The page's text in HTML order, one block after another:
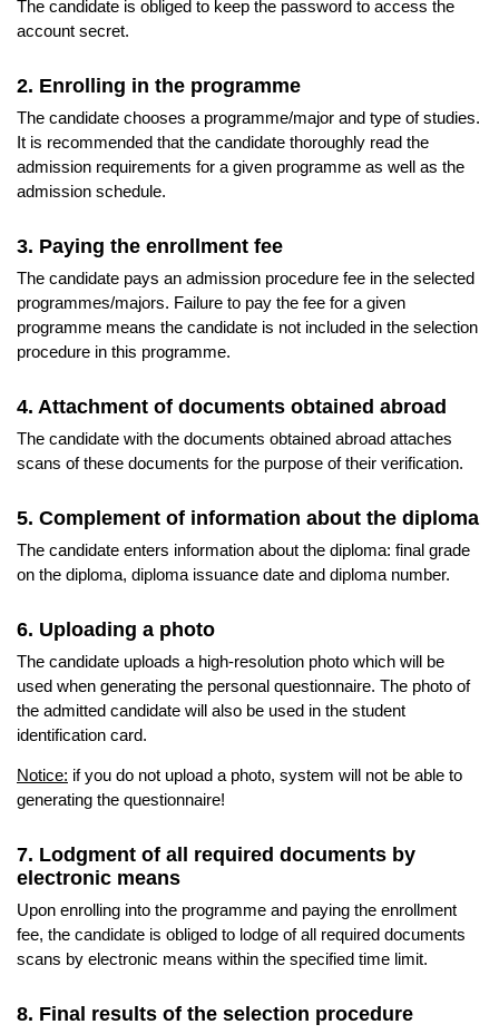
stowarzyszeniach działających na rzecz dzieci, młodzieży,
zdrowia.
Absolwenci posiadający przygotowanie pedagogiczne zgodnie z
wymaganych od nauczycieli z dnia 14 września 2023 r. mogą
wychowawca w szkolnych schroniskach młodzieżowych,
wychowawca w internatach,
pedagog w przedszkolach, szkołach, poradniach
psychologiczno-pedagogicznych, w tym poradniach
specjalistycznych, placówkach oświatowo-wychowawczych,
placówkach zapewniających opiekę i wychowanie uczniom
zamieszkania;
specjalista prowadzący zajęcia resocjalizacyjne i
socjoterapeutyczne.
Additional information
Faculty website of the programme
The candidate is obliged to keep the password to access the
account secret.
2. Enrolling in the programme
The candidate chooses a programme/major and type of studies.
It is recommended that the candidate thoroughly read the
admission requirements for a given programme as well as the
admission schedule.
3. Paying the enrollment fee
The candidate pays an admission procedure fee in the selected
programmes/majors. Failure to pay the fee for a given
programme means the candidate is not included in the selection
procedure in this programme.
4. Attachment of documents obtained abroad
The candidate with the documents obtained abroad attaches
scans of these documents for the purpose of their verification.
5. Complement of information about the diploma
The candidate enters information about the diploma: final grade
on the diploma, diploma issuance date and diploma number.
6. Uploading a photo
The candidate uploads a high-resolution photo which will be
used when generating the personal questionnaire. The photo of
the admitted candidate will also be used in the student
identification card.
Notice: if you do not upload a photo, system will not be able to
generating the questionnaire!
7. Lodgment of all required documents by
electronic means
Upon enrolling into the programme and paying the enrollment
fee, the candidate is obliged to lodge of all required documents
scans by electronic means within the specified time limit.
8. Final results of the selection procedure